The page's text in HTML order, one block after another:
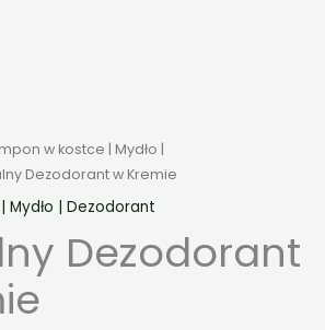
w kostce | Mydło |
Dezodorant w Kremie
Mydło | Dezodorant
Dezodorant